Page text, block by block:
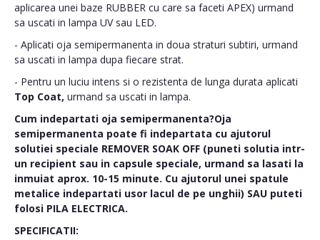
aplicarea unei baze RUBBER cu care sa faceti APEX) urmand
sa uscati in lampa UV sau LED.
- Aplicati oja semipermanenta in doua straturi subtiri, urmand
sa uscati in lampa dupa fiecare strat.
- Pentru un luciu intens si o rezistenta de lunga durata aplicati
Top Coat, urmand sa uscati in lampa.
Cum indepartati oja semipermanenta?Oja
semipermanenta poate fi indepartata cu ajutorul
solutiei speciale REMOVER SOAK OFF (puneti solutia intr-
un recipient sau in capsule speciale, urmand sa lasati la
inmuiat aprox. 10-15 minute. Cu ajutorul unei spatule
metalice indepartati usor lacul de pe unghii) SAU puteti
folosi PILA ELECTRICA.
SPECIFICATII: